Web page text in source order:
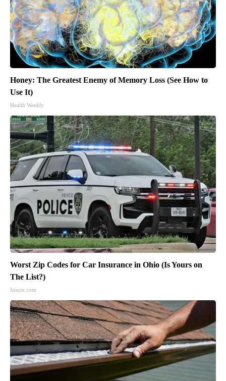
Honey: The Greatest Enemy of Memory Loss (See How to
Use It)
Health Weekly
Worst Zip Codes for Car Insurance in Ohio (Is Yours on
The List?)
Insure.com